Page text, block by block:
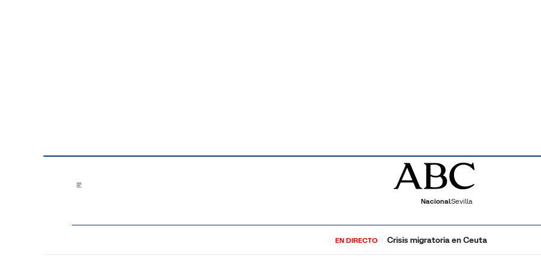
NacionalSevilla
EN DIRECTO Crisis migratoria en Ceuta